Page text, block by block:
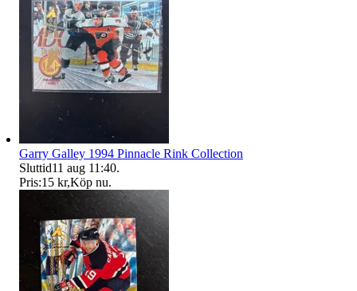
Garry Galley 1994 Pinnacle Rink Collection
Sluttid11 aug 11:40.
Pris:15 kr,Köp nu.